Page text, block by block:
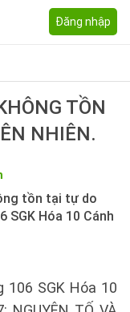
Đăng nhập
TỒN
NHIÊN.
tồn tại tự do
SGK Hóa 10 Cánh
SGK Hóa 10